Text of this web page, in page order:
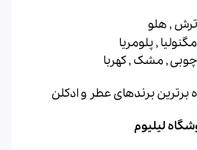
ترش , هلو
, پلومریا
چوبی , مشک , کهربا
برترین برندهای عطر و ادکلن
لیلیوم